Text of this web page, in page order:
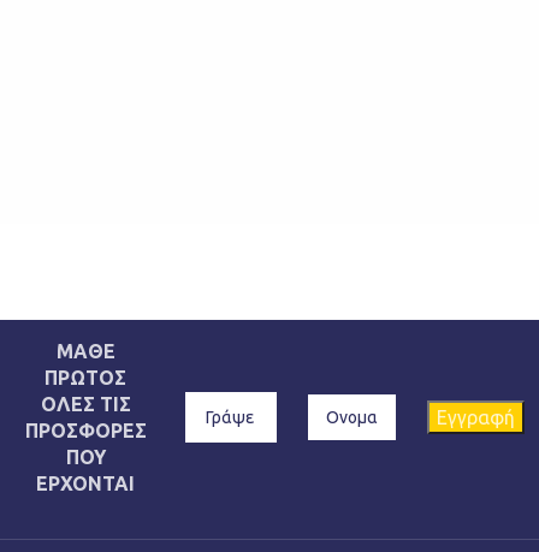
ΜΑΘΕ
ΠΡΩΤΟΣ
ΟΛΕΣ ΤΙΣ
ΠΡΟΣΦΟΡΕΣ
ΠΟΥ
ΕΡΧΟΝΤΑΙ